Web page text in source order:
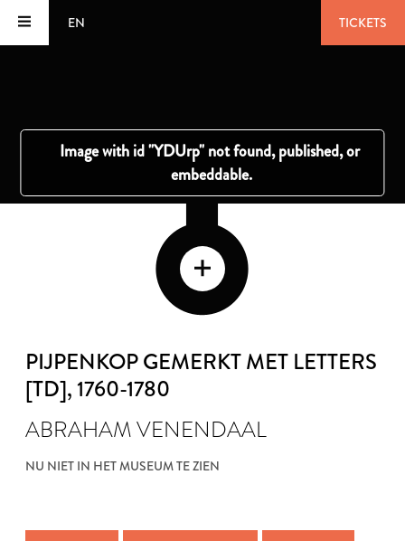
EN TICKETS
PIJPENKOP GEMERKT MET LETTERS
[TD], 1760-1780
ABRAHAM VENENDAAL
NU NIET IN HET MUSEUM TE ZIEN